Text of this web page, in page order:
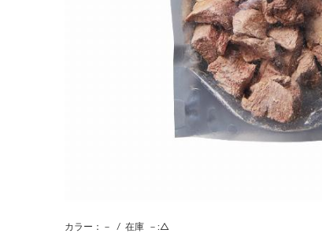
カラー：－ / 在庫 －:△